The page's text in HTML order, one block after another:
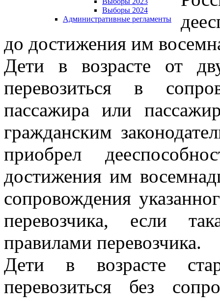
Выборы 2024
Административные регламенты
до достижения им
Дети в возрасте от
перевозиться в
пассажира или
гражданским
приобрел
достижения им
сопровождения
перевозчика, если
правилами перевозчика.
Дети в возрасте
перевозиться без